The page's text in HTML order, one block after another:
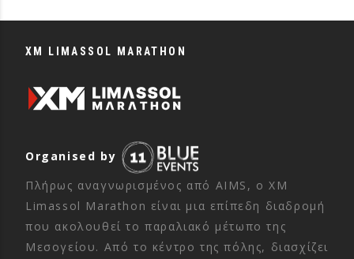
XM LIMASSOL MARATHON
Organised by
Πλήρως αναγνωρισμένος από AIMS, ο XM
Limassol Marathon είναι μια επίπεδη διαδρομή
που ακολουθεί το παραλιακό μέτωπο της
Μεσογείου. Από το κέντρο της πόλης, διασχίζει